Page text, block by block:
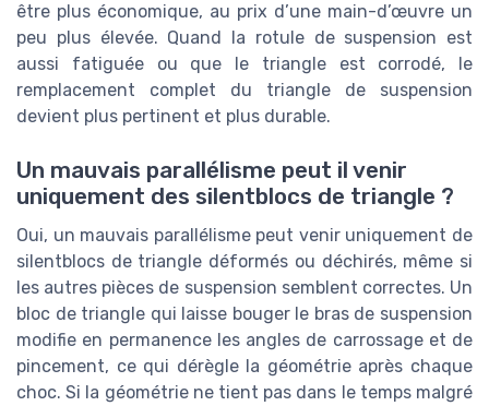
être plus économique, au prix d’une main-d’œuvre un
peu plus élevée. Quand la rotule de suspension est
aussi fatiguée ou que le triangle est corrodé, le
remplacement complet du triangle de suspension
devient plus pertinent et plus durable.
Un mauvais parallélisme peut il venir
uniquement des silentblocs de triangle ?
Oui, un mauvais parallélisme peut venir uniquement de
silentblocs de triangle déformés ou déchirés, même si
les autres pièces de suspension semblent correctes. Un
bloc de triangle qui laisse bouger le bras de suspension
modifie en permanence les angles de carrossage et de
pincement, ce qui dérègle la géométrie après chaque
choc. Si la géométrie ne tient pas dans le temps malgré